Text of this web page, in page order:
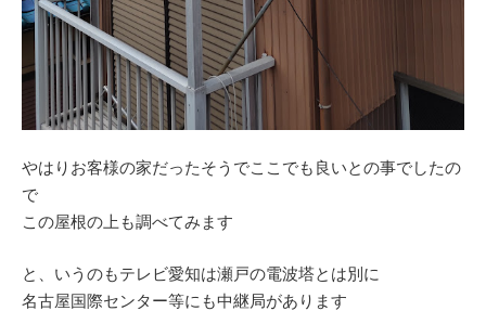
やはりお客様の家だったそうでここでも良いとの事でしたの
で
この屋根の上も調べてみます
と、いうのもテレビ愛知は瀬戸の電波塔とは別に
名古屋国際センター等にも中継局があります